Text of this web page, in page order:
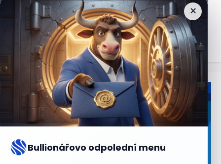
×
Bullionářovo odpolední menu
Nejčtenějšízprávy